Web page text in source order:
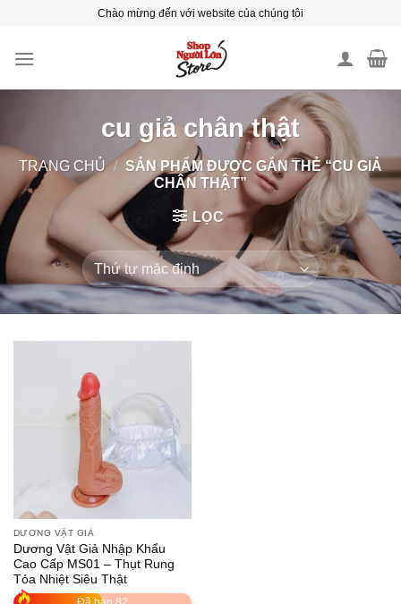
content
Chào mừng đến với website của chúng tôi
cu giả chân thật
TRANG CHỦ / SẢN PHẨM ĐƯỢC GẮN THẺ “CU GIẢ
CHÂN THẬT”
LỌC
DƯƠNG VẬT GIẢ
Dương Vật Giả Nhập Khẩu
Cao Cấp MS01 – Thụt Rung
Tỏa Nhiệt Siêu Thật